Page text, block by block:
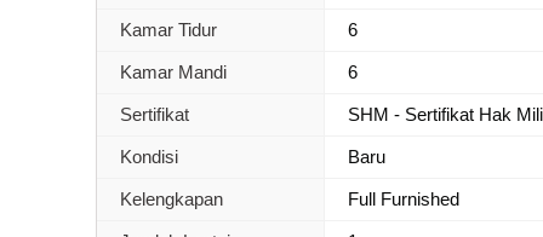
Kamar Tidur 6
Kamar Mandi 6
Sertifikat SHM - Sertifikat Hak
Kondisi Baru
Kelengkapan Full Furnished